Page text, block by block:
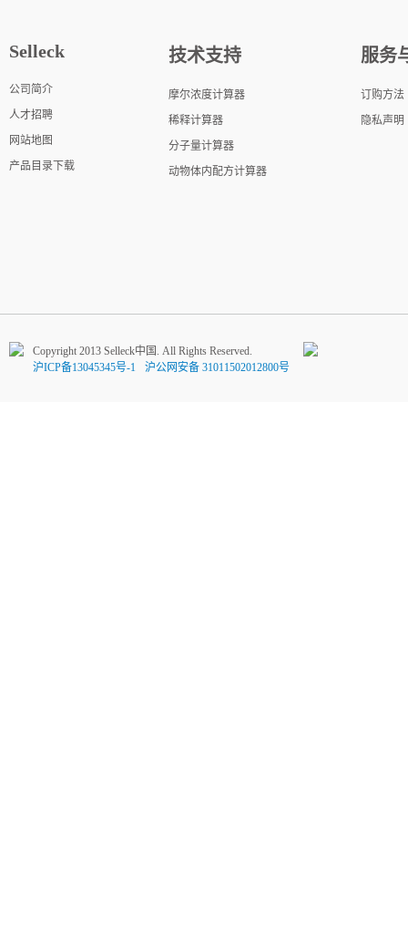
Selleck
公司简介
人才招聘
网站地图
产品目录下载
技术支持
摩尔浓度计算器
稀释计算器
分子量计算器
动物体内配方计算器
服务
订购方法
隐私声明
Copyright 2013 Selleck中国. All Rights Reserved.
沪ICP备13045345号-1
沪公网安备 31011502012800号